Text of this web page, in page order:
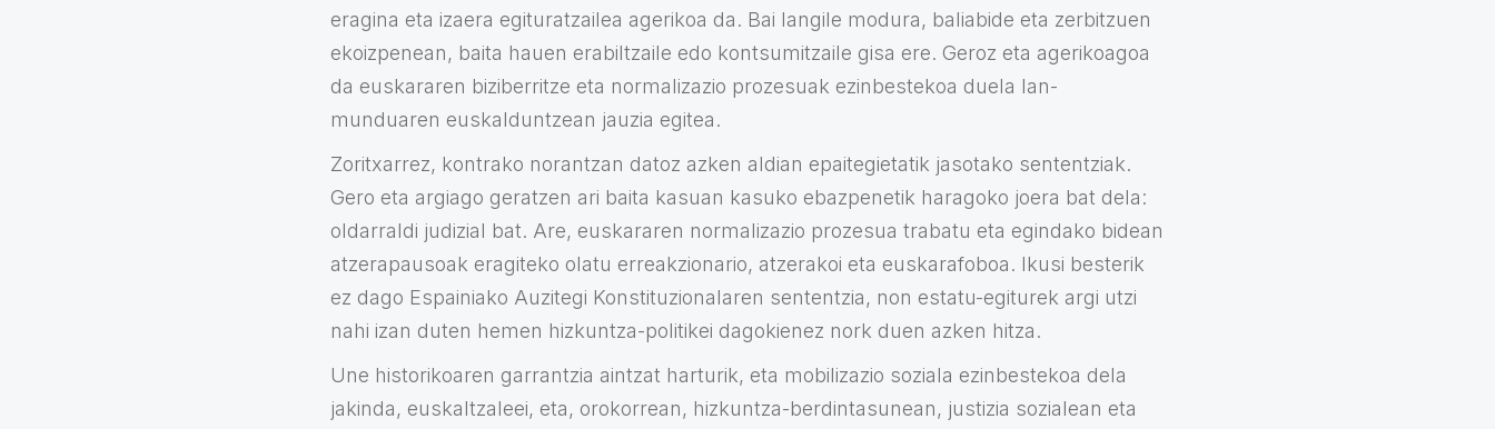
eragina eta izaera egituratzailea agerikoa da. Bai langile modura, baliabide eta zerbitzuen
ekoizpenean, baita hauen erabiltzaile edo kontsumitzaile gisa ere. Geroz eta agerikoagoa
da euskararen biziberritze eta normalizazio prozesuak ezinbestekoa duela lan-
munduaren euskalduntzean jauzia egitea.
Zoritxarrez, kontrako norantzan datoz azken aldian epaitegietatik jasotako sententziak.
Gero eta argiago geratzen ari baita kasuan kasuko ebazpenetik haragoko joera bat dela:
oldarraldi judizial bat. Are, euskararen normalizazio prozesua trabatu eta egindako bidean
atzerapausoak eragiteko olatu erreakzionario, atzerakoi eta euskarafoboa. Ikusi besterik
ez dago Espainiako Auzitegi Konstituzionalaren sententzia, non estatu-egiturek argi utzi
nahi izan duten hemen hizkuntza-politikei dagokienez nork duen azken hitza.
Une historikoaren garrantzia aintzat harturik, eta mobilizazio soziala ezinbestekoa dela
jakinda, euskaltzaleei, eta, orokorrean, hizkuntza-berdintasunean, justizia sozialean eta